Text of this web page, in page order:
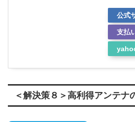
公式
支払
＜解決策８＞高利得アンテナ